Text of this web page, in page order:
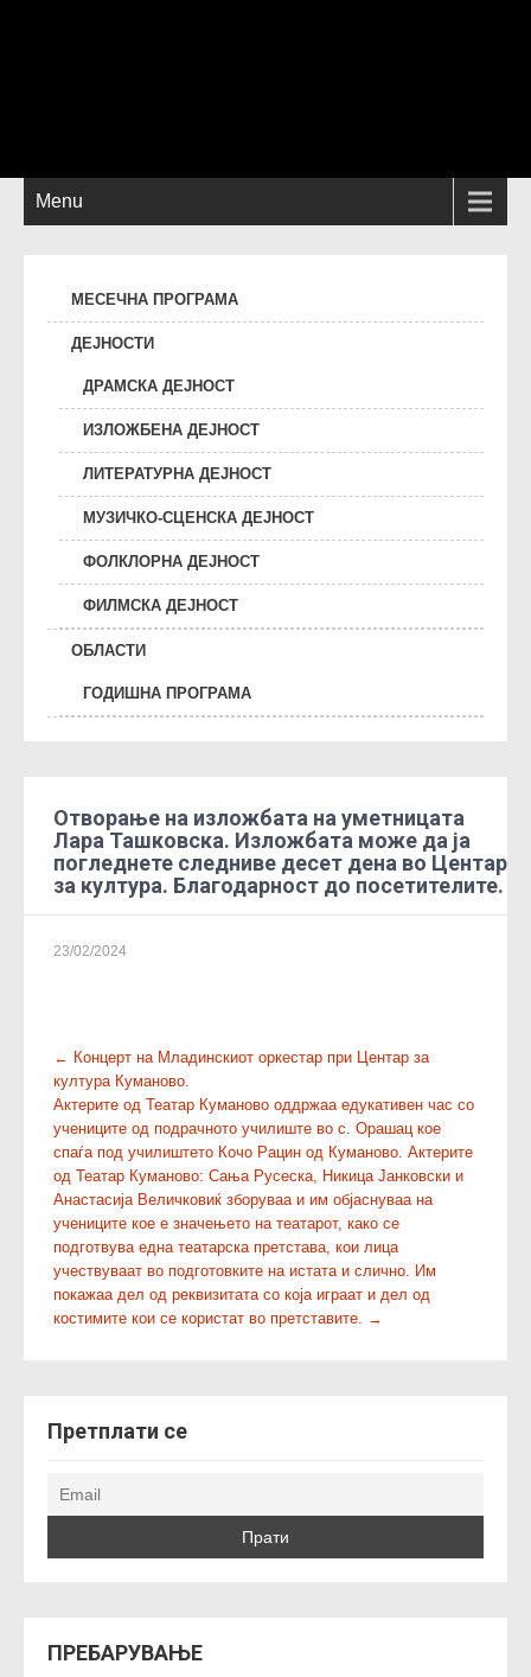
Menu
МЕСЕЧНА ПРОГРАМА
ДЕЈНОСТИ
ДРАМСКА ДЕЈНОСТ
ИЗЛОЖБЕНА ДЕЈНОСТ
ЛИТЕРАТУРНА ДЕЈНОСТ
МУЗИЧКО-СЦЕНСКА ДЕЈНОСТ
ФОЛКЛОРНА ДЕЈНОСТ
ФИЛМСКА ДЕЈНОСТ
ОБЛАСТИ
ГОДИШНА ПРОГРАМА
Отворање на изложбата на уметницата
Лара Ташковска. Изложбата може да ја
погледнете следниве десет дена во Центар
за култура. Благодарност до посетителите.
23/02/2024
P
o
s
t
n
a
v
i
g
a
o
n
← Концерт на Младинскиот оркестар при Центар за
култура Куманово.
Актерите од Театар Куманово оддржаа едукативен час со
учениците од подрачното училиште во с. Орашац кое
спаѓа под училиштето Кочо Рацин од Куманово. Актерите
од Театар Куманово: Сања Русеска, Никица Јанковски и
Анастасија Величковиќ зборуваа и им објаснуваа на
учениците кое е значењето на театарот, како се
подготвува една театарска претстава, кои лица
учествуваат во подготовките на истата и слично. Им
покажаа дел од реквизитата со која играат и дел од
костимите кои се користат во претставите. →
Претплати се
ПРЕБАРУВАЊЕ